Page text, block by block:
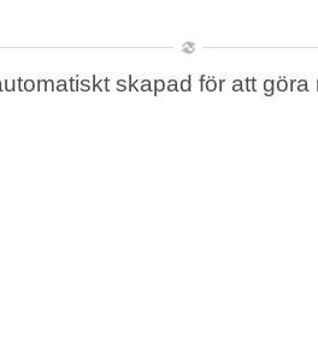
skapad för att göra